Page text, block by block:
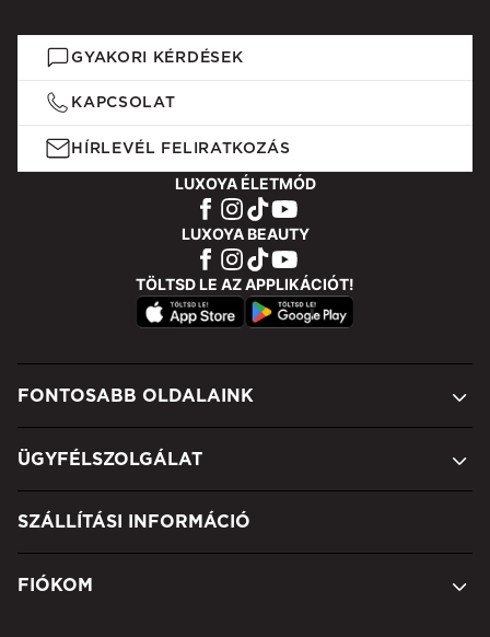
GYAKORI KÉRDÉSEK
KAPCSOLAT
HÍRLEVÉL FELIRATKOZÁS
LUXOYA ÉLETMÓD
LUXOYA BEAUTY
TÖLTSD LE AZ APPLIKÁCIÓT!
FONTOSABB OLDALAINK
ÜGYFÉLSZOLGÁLAT
SZÁLLÍTÁSI INFORMÁCIÓ
FIÓKOM